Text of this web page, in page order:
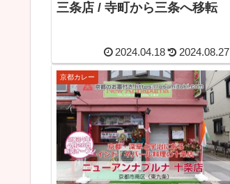
三条店 / 寺町から三条へ移転
2024.04.18 2024.08.27
京都カレー